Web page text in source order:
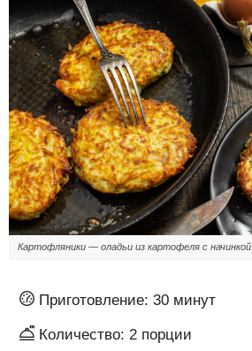
Картофляники — оладьи из картофеля с начинкой.
Приготовление: 30 минут
Количество: 2 порции